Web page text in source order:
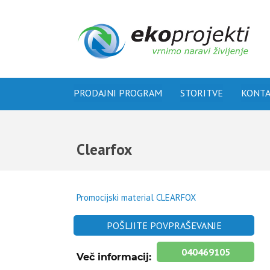
PRODAJNI PROGRAM STORITVE
Clearfox
Promocijski material CLEARFOX
POŠLJITE POVPRAŠEVANJE
Več informacij: 040469105